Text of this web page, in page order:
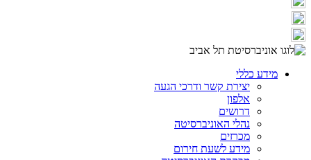
מידע כללי
יצירת קשר ודרכי הגעה
אלפון
דרושים
נהלי האוניברסיטה
מכרזים
מידע לשעת חירום